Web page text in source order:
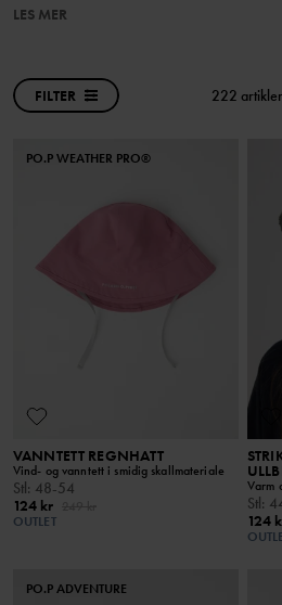
LES MER
FILTER 222 artikler
PO.P WEATHER PRO®
VANNTETT REGNHATT
Vind- og vanntett i smidig skallmateriale
Stl : 48-54
124 kr
OUTLET
Varm
Stl :
124
PO.P ADVENTURE